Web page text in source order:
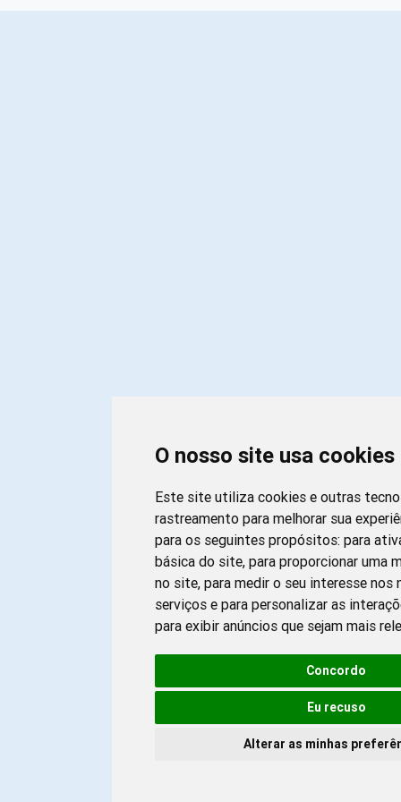
O nosso site usa cookies
Este site utiliza cookies e outras
rastreamento para melhorar sua
para os seguintes propósitos:para
básica do site,para proporcionar uma
no site,para medir o seu interesse
serviços e para personalizar as
para exibir anúncios que sejam mais
Concordo
Eu recuso
Alterar as minhas